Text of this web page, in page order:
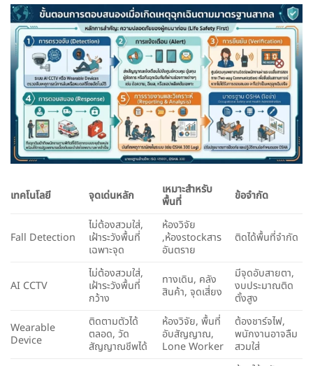
เทคโนโลยี จุดเด่นหลัก
เหมาะสำหรับ
พื้นที่
ข้อจำกัด
Fall Detection
ไม่ต้องสวมใส่,
เฝ้าระวังพื้นที่
เฉพาะจุด
ห้องวิจัย
,ห้องstockสาร
อันตราย
ติดได้พื้นที่จำกัด
AI CCTV
ไม่ต้องสวมใส่,
เฝ้าระวังพื้นที่
กว้าง
ทางเดิน, คลัง
สินค้า, จุดเสี่ยง
มีจุดอับสายตา,
งบประมาณติด
ตั้งสูง
Wearable
Device
ติดตามตัวได้
ตลอด, วัด
สัญญาณชีพได้
ห้องวิจัย, พื้นที่
อับสัญญาณ,
Lone Worker
ต้องชาร์จไฟ,
พนักงานอาจลืม
สวมใส่